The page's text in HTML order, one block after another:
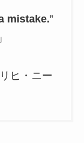
mistake.”
ヒ・ニー